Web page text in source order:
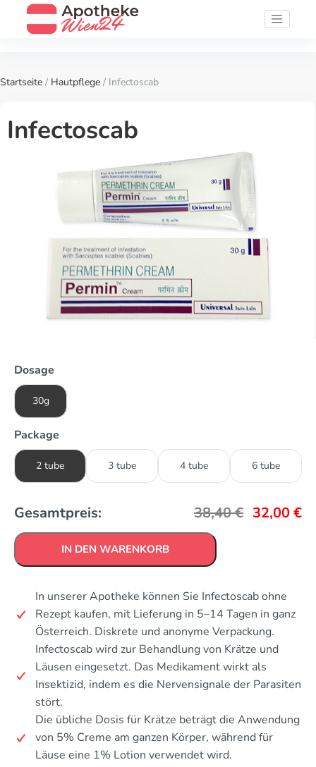
Startseite / Hautpflege / Infectoscab
Infectoscab
Dosage
30g
Package
2 tube 3 tube 4 tube 6 tube
Gesamtpreis: 38,40€ 32,00€
IN DEN WARENKORB
In unserer Apotheke können Sie Infectoscab ohne
Rezept kaufen, mit Lieferung in 5–14 Tagen in ganz
Österreich. Diskrete und anonyme Verpackung.
Infectoscab wird zur Behandlung von Krätze und
Läusen eingesetzt. Das Medikament wirkt als
Insektizid, indem es die Nervensignale der Parasiten
stört.
Die übliche Dosis für Krätze beträgt die Anwendung
von 5% Creme am ganzen Körper, während für
Läuse eine 1% Lotion verwendet wird.